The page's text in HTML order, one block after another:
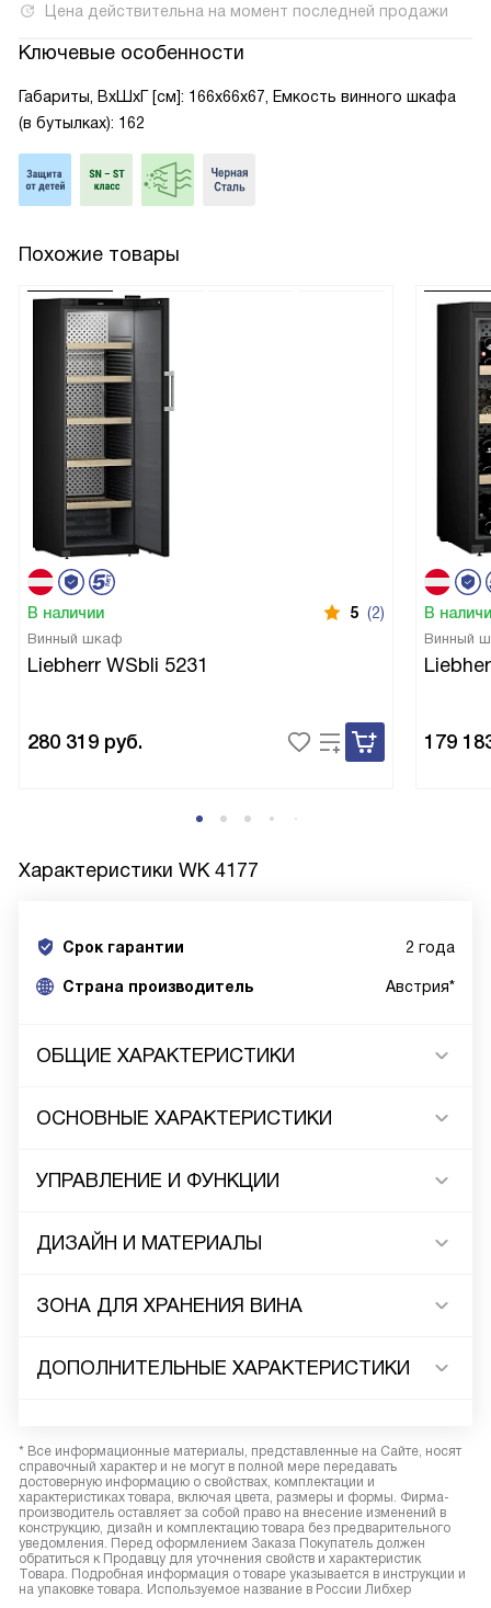
Цена действительна на момент последней продажи
Ключевые особенности
Габариты, ВxШxГ [см]: 166x66x67, Емкость винного шкафа
(в бутылках): 162
Похожие товары
В наличии 5 (2)
Винный шкаф
Liebherr WSbli 5231
280 319 руб.
В
Винный
179
Характеристики WK 4177
Срок гарантии 2 года
Cтрана производитель Австрия*
ОБЩИЕ ХАРАКТЕРИСТИКИ
ОСНОВНЫЕ ХАРАКТЕРИСТИКИ
УПРАВЛЕНИЕ И ФУНКЦИИ
ДИЗАЙН И МАТЕРИАЛЫ
ЗОНА ДЛЯ ХРАНЕНИЯ ВИНА
ДОПОЛНИТЕЛЬНЫЕ ХАРАКТЕРИСТИКИ
* Все информационные материалы, представленные на Сайте, носят
справочный характер и не могут в полной мере передавать
достоверную информацию о свойствах, комплектации и
характеристиках товара, включая цвета, размеры и формы. Фирма-
производитель оставляет за собой право на внесение изменений в
конструкцию, дизайн и комплектацию товара без предварительного
уведомления. Перед оформлением Заказа Покупатель должен
обратиться к Продавцу для уточнения свойств и характеристик
Товара. Подробная информация о товаре указывается в инструкции и
на упаковке товара. Используемое название в России Либхер